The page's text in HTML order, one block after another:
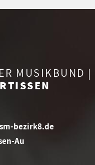
MUSIKBUND |
bezirk8.de
Au